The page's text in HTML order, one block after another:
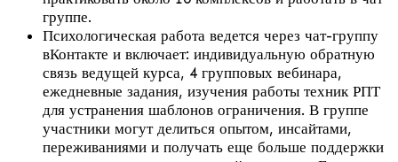
группе.
Психологическая работа ведется через чат-группу
вКонтакте и включает: индивидуальную обратную
связь ведущей курса, 4 групповых вебинара,
ежедневные задания, изучения работы техник РПТ
для устранения шаблонов ограничения. В группе
участники могут делиться опытом, инсайтами,
переживаниями и получать еще больше поддержки